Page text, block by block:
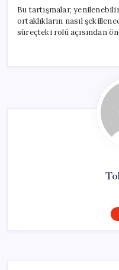
Bu tartışmalar,
ortaklıkların nasıl
süreçteki rolü açısından